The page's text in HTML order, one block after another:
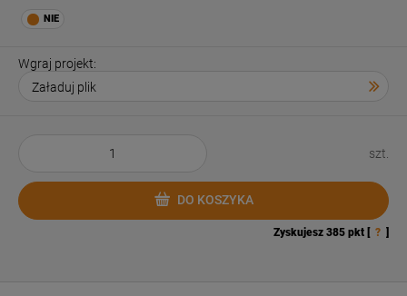
Wgraj projekt:
szt.
DO KOSZYKA
Zyskujesz 385 pkt [ ? ]